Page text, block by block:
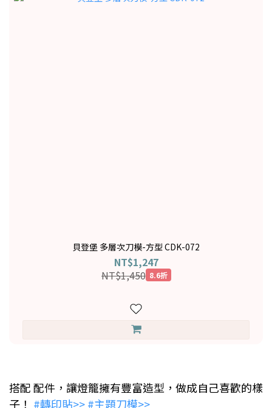
貝登堡 多層次刀模-方型 CDK-072
NT$1,247
NT$1,450 8.6折
搭配 配件，讓燈籠擁有豐富造型，做成自己喜歡的樣
子！ #轉印貼>>#主題刀模>>